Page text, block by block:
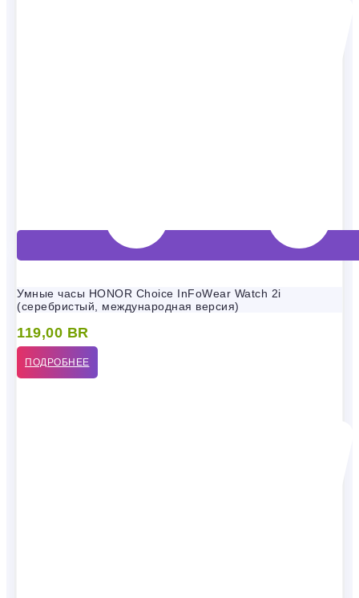
Умные часы HONOR Choice InFoWear Watch 2i
(серебристый, международная версия)
119,00 BR
ПОДРОБНЕЕ